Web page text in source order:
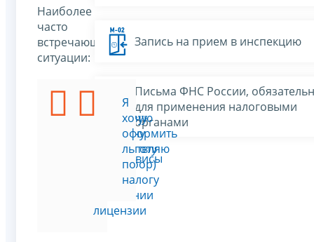
Наиболее
часто
встречающиеся
ситуации:
использую
скважину
(осуществляю
водозабор)
основании
лицензии
Я
хочу
оформить
льготу
по
налогу
Запись на прием в инспекцию
Письма ФНС России,
для применения налоговыми
органами
Все сервисы